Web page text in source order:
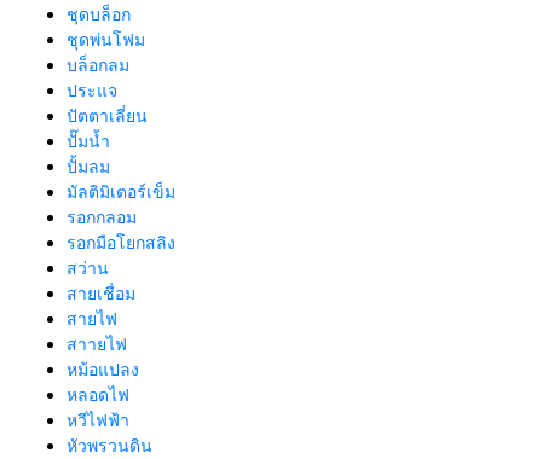
ชุดบล็อก
ชุดพ่นโฟม
บล็อกลม
ประแจ
ปัตตาเลี่ยน
ปั๊มน้ำ
ปั้มลม
มัลติมิเตอร์เข็ม
รอกกลอม
รอกมือโยกสลิง
สว่าน
สายเชื่อม
สายไฟ
สาายไฟ
หม้อแปลง
หลอดไฟ
หวีไฟฟ้า
หัวพรวนดิน